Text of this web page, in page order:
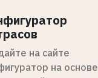
на сайте
на основе